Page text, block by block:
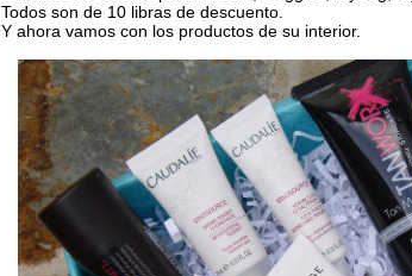
Todos son de 10 libras de descuento.
Y ahora vamos con los productos de su interior.